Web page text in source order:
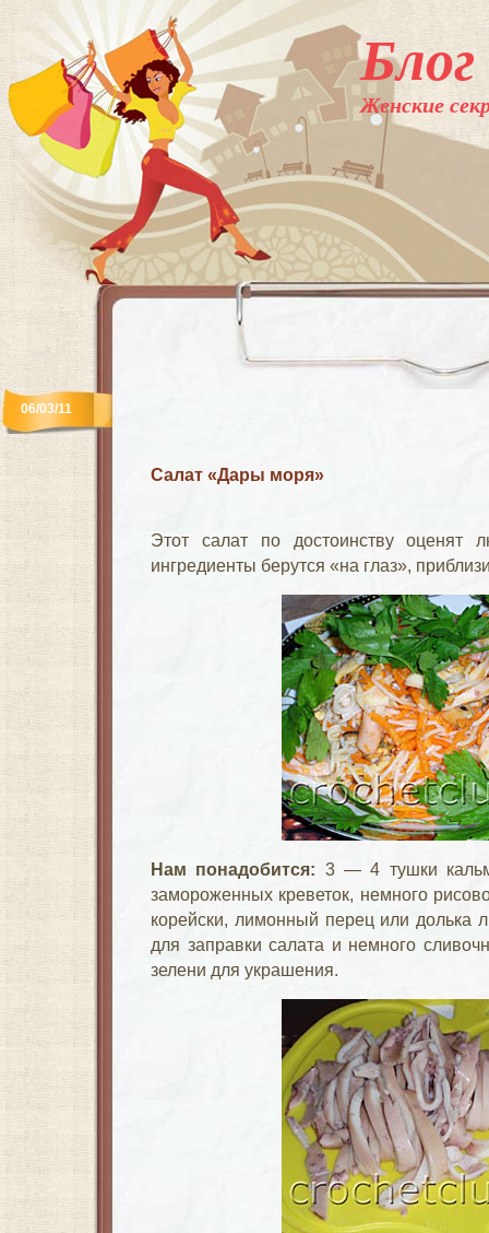
Женские
Салат «Дары моря»
06/03/11
Этот салат по достоинству оценят
ингредиенты берутся «на глаз»,
Нам понадобится: 3 — 4 тушки
замороженных креветок, немного
корейски, лимонный перец или долька
для заправки салата и немного
зелени для украшения.